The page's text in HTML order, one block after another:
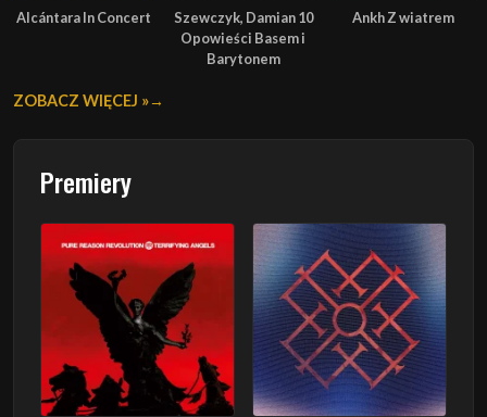
Alcántara In Concert
Szewczyk, Damian 10
Opowieści Basem i
Barytonem
Ankh Z wiatrem
ZOBACZ WIĘCEJ »
Premiery